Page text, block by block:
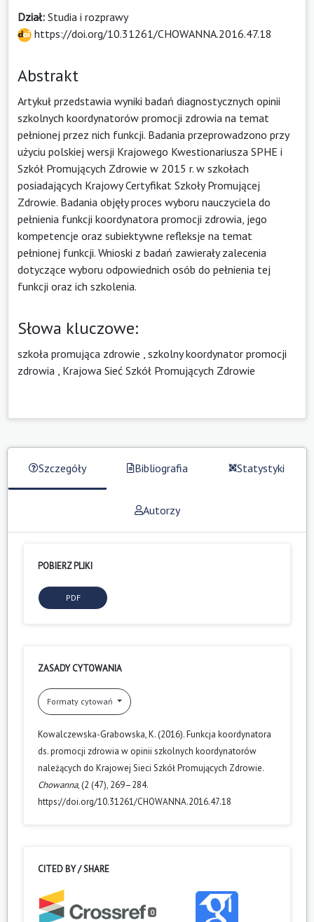
Dział: Studia i rozprawy
https://doi.org/10.31261/CHOWANNA.2016.47.18
Abstrakt
Artykuł przedstawia wyniki badań diagnostycznych opinii
szkolnych koordynatorów promocji zdrowia na temat
pełnionej przez nich funkcji. Badania przeprowadzono przy
użyciu polskiej wersji Krajowego Kwestionariusza SPHE i
Szkół Promujących Zdrowie w 2015 r. w szkołach
posiadających Krajowy Certyfikat Szkoły Promującej
Zdrowie. Badania objęły proces wyboru nauczyciela do
pełnienia funkcji koordynatora promocji zdrowia, jego
kompetencje oraz subiektywne refleksje na temat
pełnionej funkcji. Wnioski z badań zawierały zalecenia
dotyczące wyboru odpowiednich osób do pełnienia tej
funkcji oraz ich szkolenia.
Słowa kluczowe:
szkoła promująca zdrowie szkolny koordynator promocji
zdrowia
Krajowa Sieć Szkół Promujących Zdrowie
Szczegóły Bibliografia Statystyki
Autorzy
POBIERZ PLIKI
PDF
ZASADY CYTOWANIA
Formaty cytowań
Kowalczewska-Grabowska, K. (2016). Funkcja koordynatora
ds. promocji zdrowia w opinii szkolnych koordynatorów
należących do Krajowej Sieci Szkół Promujących Zdrowie.
Chowanna, (2 (47), 269–284.
https://doi.org/10.31261/CHOWANNA.2016.47.18
CITED BY / SHARE
0